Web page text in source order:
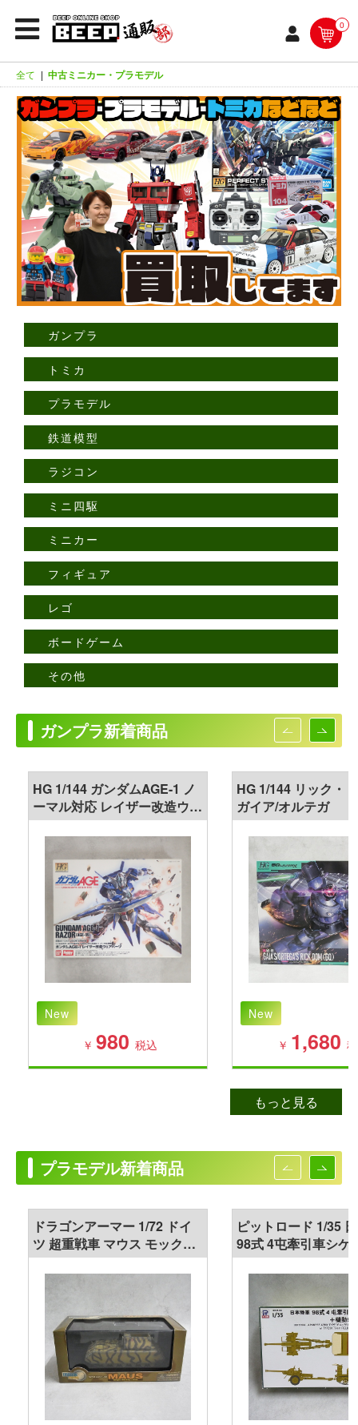
0
全て | 中古ミニカー・プラモデル
ガンプラ
トミカ
プラモデル
鉄道模型
ラジコン
ミニ四駆
ミニカー
フィギュア
レゴ
ボードゲーム
その他
ガンプラ新着商品
HG 1/144 ガンダムAGE-1 ノ
ーマル対応 レイザー改造ウェ
アパーツ
New
￥ 980 税込
HG 1/144 リック・
ガイア/オルテガ
New
￥ 1,680
もっと見る
プラモデル新着商品
ドラゴンアーマー 1/72 ドイ
ツ 超重戦車 マウス モックア
ップ砲塔 60157
ピットロード 1/35
98式 4屯牽引車シケ
式野砲